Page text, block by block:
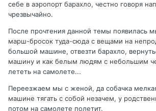
себе в аэропорт барахло, честно говоря
чрезвычайно.
После прочтения данной темы появилась
марш-бросок туда-сюда с вещами на
большой машине, отвезти барахло,
машину и как белым людям с небольшим
лететь на самолете...
Переезжаем мы с женой, да собачка
машине тягать с собой незачем, у
потом на самолете полетит.